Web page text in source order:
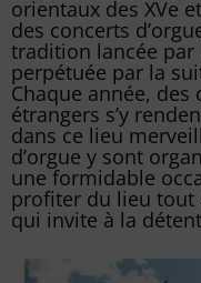
orientaux des XVe
des concerts
tradition lancée par
perpétuée par la
Chaque année,
étrangers s’y
dans ce lieu
d’orgue y sont
une formidable
profiter du lieu tout
qui invite à la